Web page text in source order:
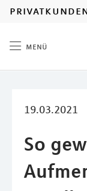
menü
19.03.2021
So